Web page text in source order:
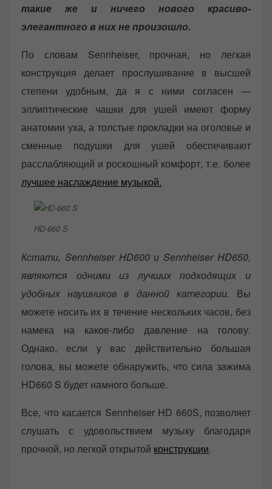
такие же и ничего нового красиво-
элегантного в них не произошло.
По словам Sennheiser, прочная, но легкая
конструкция делает прослушивание в высшей
степени удобным, да я с ними согласен —
эллиптические чашки для ушей имеют форму
анатомии уха, а толстые прокладки на оголовье и
сменные подушки для ушей обеспечивают
расслабляющий и роскошный комфорт, т.е. более
лучшее наслаждение музыкой.
HD-660 S
Кстати, Sennheiser HD600 и Sennheiser HD650,
являются одними из лучших подходящих и
удобных наушников в данной категории. Вы
можете носить их в течение нескольких часов, без
намека на какое-либо давление на голову.
Однако, если у вас действительно большая
голова, вы можете обнаружить, что сила зажима
HD660 S будет намного больше.
Все, что касается Sennheiser HD 660S, позволяет
слушать с удовольствием музыку благодаря
прочной, но легкой открытой конструкции.